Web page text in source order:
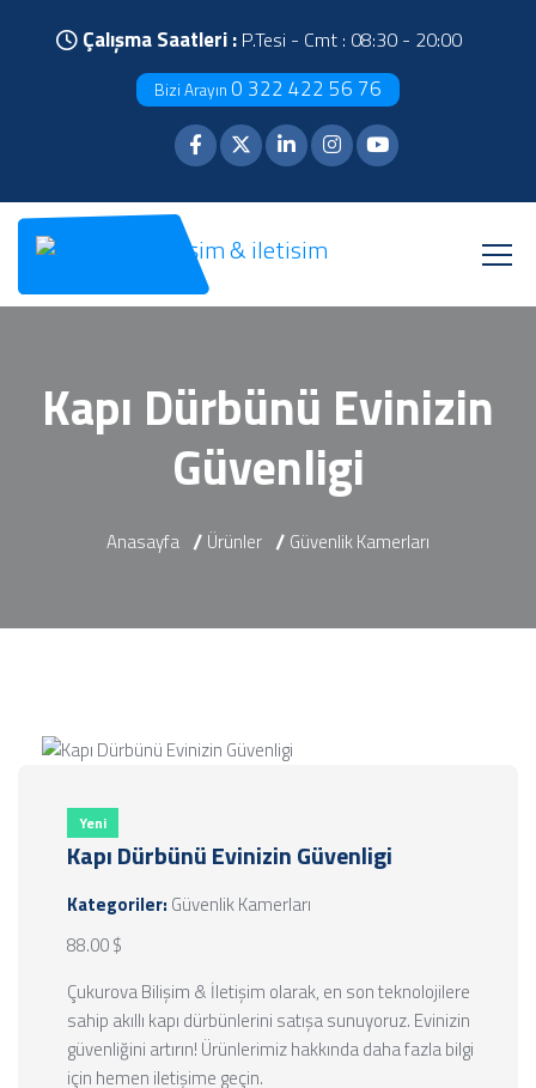
Çalışma Saatleri : P.Tesi - Cmt : 08:30 - 20:00
Bizi Arayın 0 322 422 56 76
Kapı Dürbünü Evinizin
Güvenligi
Anasayfa Ürünler Güvenlik Kamerları
Yeni
Kapı Dürbünü Evinizin Güvenligi
Kategoriler: Güvenlik Kamerları
88.00 $
Çukurova Bilişim & İletişim olarak, en son teknolojilere
sahip akıllı kapı dürbünlerini satışa sunuyoruz. Evinizin
güvenliğini artırın! Ürünlerimiz hakkında daha fazla bilgi
için hemen iletişime geçin.